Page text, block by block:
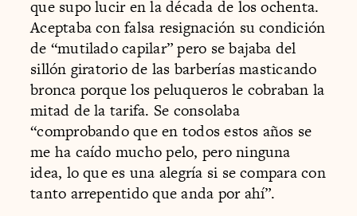
que supo lucir en la década de los ochenta.
Aceptaba con falsa resignación su condición
de “mutilado capilar” pero se bajaba del
sillón giratorio de las barberías masticando
bronca porque los peluqueros le cobraban la
mitad de la tarifa. Se consolaba
“comprobando que en todos estos años se
me ha caído mucho pelo, pero ninguna
idea, lo que es una alegría si se compara con
tanto arrepentido que anda por ahí”.